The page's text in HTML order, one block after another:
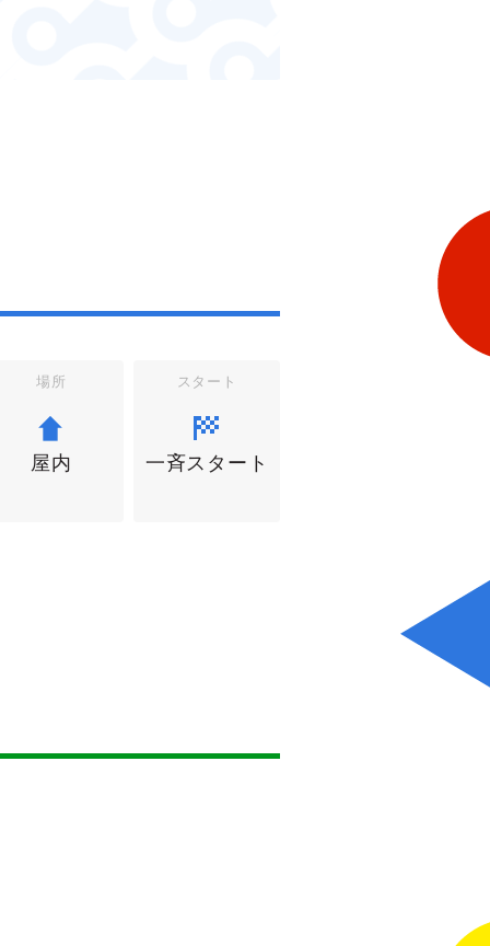
場所
屋内
スタート
一斉スタート